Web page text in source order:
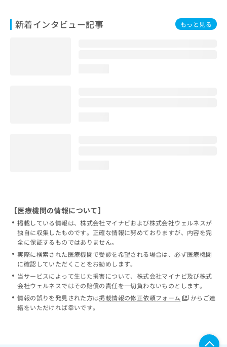
新着インタビュー記事 もっと見る
【医療機関の情報について】
掲載している情報は、株式会社マイナビおよび株式会社ウェルネスが
独自に収集したものです。正確な情報に努めておりますが、内容を完
全に保証するものではありません。
実際に検索された医療機関で受診を希望される場合は、必ず医療機関
に確認していただくことをお勧めします。
当サービスによって生じた損害について、株式会社マイナビ及び株式
会社ウェルネスではその賠償の責任を一切負わないものとします。
情報の誤りを発見された方は掲載情報の修正依頼フォーム
からご連
絡をいただければ幸いです。